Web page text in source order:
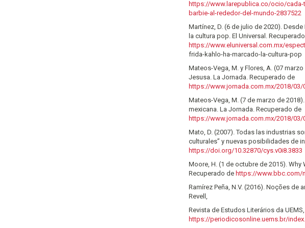
https://www.larepublica.co/ocio/
barbie-al-rededor-del-mundo-2837522
Martínez, D. (6 de julio de 2020).
la cultura pop. El Universal.
https://www.eluniversal.com.mx/
frida-kahlo-ha-marcado-la-cultura-pop
Mateos-Vega, M. y Flores, A. (07
Jesusa. La Jornada. Recuperado de
https://www.jornada.com.mx/2018/03/
Mateos-Vega, M. (7 de marzo de
mexicana. La Jornada. Recuperado de
https://www.jornada.com.mx/2018/03/
Mato, D. (2007). Todas las industrias
culturales” y nuevas posibilidades de
https://doi.org/10.32870/cys.v0i8.3833
Moore, H. (1 de octubre de 2015). Why
Recuperado de https://www.bbc.com/
Ramírez Peña, N.V. (2016). Noções de
Revell,
Revista de Estudos Literários da
https://periodicosonline.uems.br/